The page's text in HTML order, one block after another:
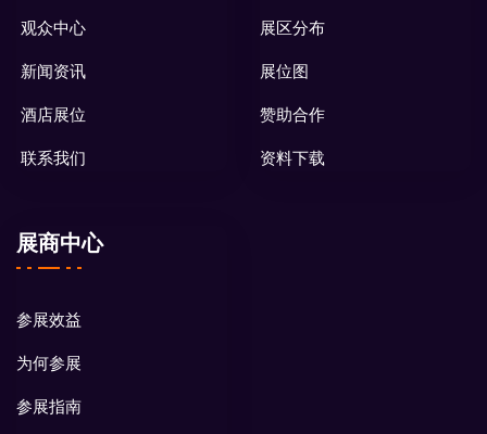
观众中心
新闻资讯
酒店展位
联系我们
展区分布
展位图
赞助合作
资料下载
展商中心
参展效益
为何参展
参展指南